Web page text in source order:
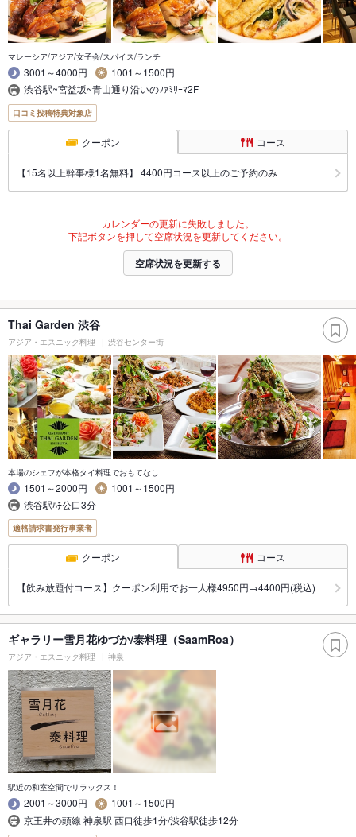
マレーシア/アジア/女子会/スパイス/ランチ
3001～4000円
1001～1500円
渋谷駅~宮益坂~青山通り沿いのﾌｧﾐﾘｰﾏ2F
口コミ投稿特典対象店
クーポン コース
【15名以上幹事様1名無料】 4400円コース以上のご予約のみ
カレンダーの更新に失敗しました。
下記ボタンを押して空席状況を更新してください。
空席状況を更新する
Thai Garden 渋谷
アジア・エスニック料理 渋谷センター街
本場のシェフが本格タイ料理でおもてなし
1501～2000円
1001～1500円
渋谷駅ﾊﾁ公口3分
適格請求書発行事業者
クーポン コース
【飲み放題付コース】クーポン利用でお一人様4950円→4400円(税込)
ギャラリー雪月花ゆづか/泰料理（SaamRoa）
アジア・エスニック料理 神泉
駅近の和室空間でリラックス！
2001～3000円
1001～1500円
京王井の頭線 神泉駅 西口徒歩1分/渋谷駅徒歩12分